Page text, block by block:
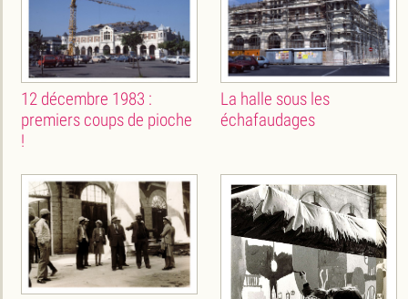
12 décembre 1983 :
premiers coups de pioche
!
La halle sous les
échafaudages